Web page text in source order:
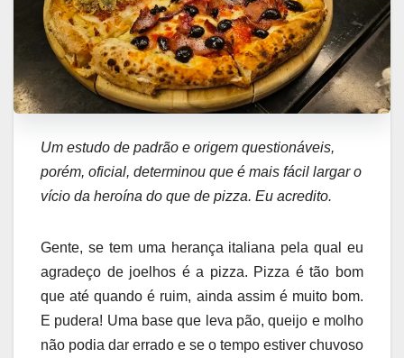
Um estudo de padrão e origem questionáveis,
porém, oficial, determinou que é mais fácil largar o
vício da heroína do que de pizza. Eu acredito.
Gente, se tem uma herança italiana pela qual eu
agradeço de joelhos é a pizza. Pizza é tão bom
que até quando é ruim, ainda assim é muito bom.
E pudera! Uma base que leva pão, queijo e molho
não podia dar errado e se o tempo estiver chuvoso